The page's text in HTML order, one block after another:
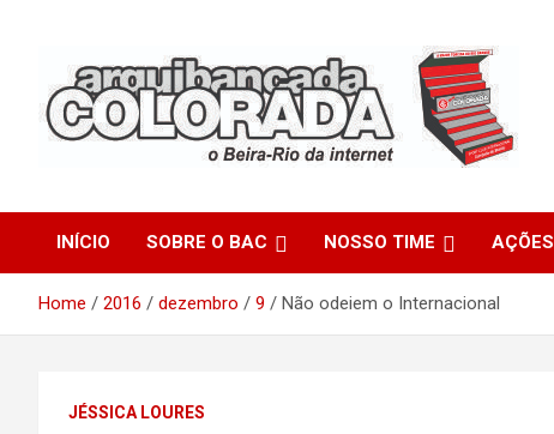
Arquibancada Colorada
INÍCIO SOBRE O BAC NOSSO TIME AÇÕES
Home 2016 dezembro 9 Não odeiem o Internacional
JÉSSICA LOURES